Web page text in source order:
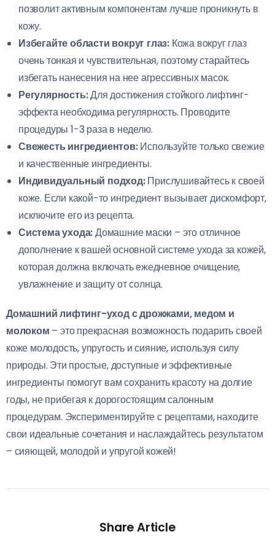
позволит активным компонентам лучше проникнуть в
кожу.
Избегайте области вокруг глаз: Кожа вокруг глаз
очень тонкая и чувствительная, поэтому старайтесь
избегать нанесения на нее агрессивных масок.
Регулярность:Для достижения стойкого лифтинг-
эффекта необходима регулярность. Проводите
процедуры 1-3 раза в неделю.
Свежесть ингредиентов:Используйте только свежие
и качественные ингредиенты.
Индивидуальный подход:Прислушивайтесь к своей
коже. Если какой-то ингредиент вызывает дискомфорт,
исключите его из рецепта.
Система ухода:Домашние маски – это отличное
дополнение к вашей основной системе ухода за кожей,
которая должна включать ежедневное очищение,
увлажнение и защиту от солнца.
Домашний лифтинг-уход с дрожжами, медом и
молоком – это прекрасная возможность подарить своей
коже молодость, упругость и сияние, используя силу
природы. Эти простые, доступные и эффективные
ингредиенты помогут вам сохранить красоту на долгие
годы, не прибегая к дорогостоящим салонным
процедурам. Экспериментируйте с рецептами, находите
свои идеальные сочетания и наслаждайтесь результатом
– сияющей, молодой и упругой кожей!
Share Article